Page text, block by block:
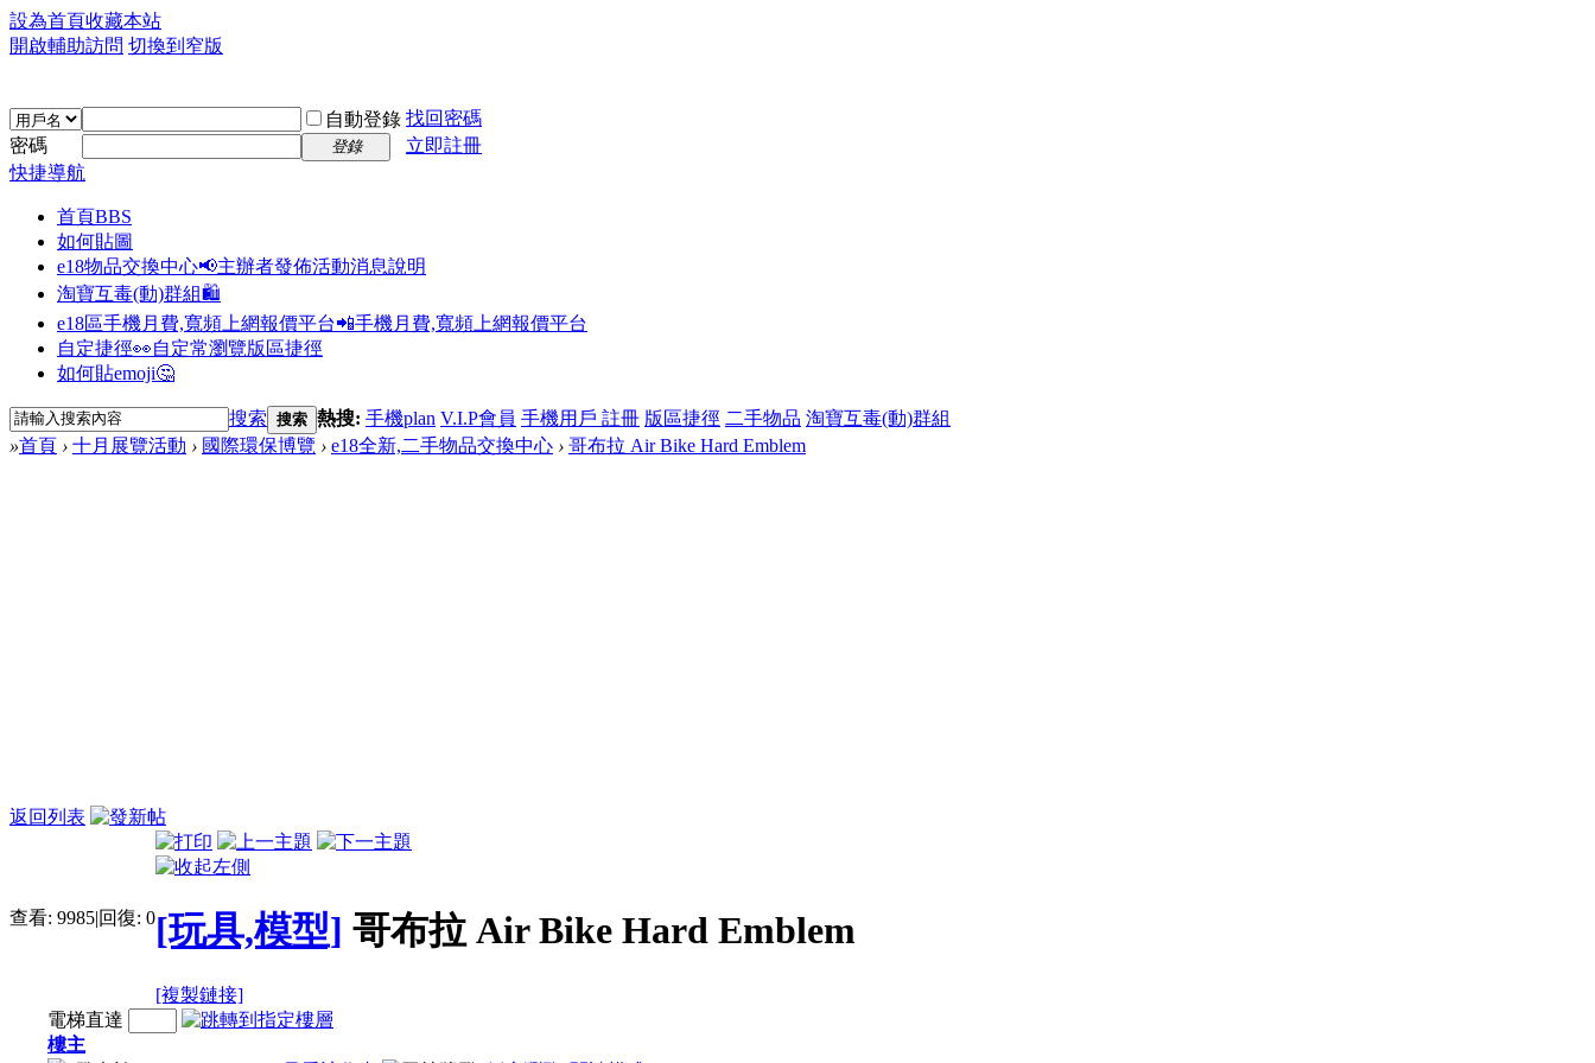
設為首頁收藏本站
開啟輔助訪問 切換到窄版
自動登錄 找回密碼
密碼
登錄
立即註冊
快捷導航
首頁BBS
如何貼圖
e18物品交換中心📢主辦者發佈活動消息說明
淘寶互毒(動)群組🛍️
e18區手機月費,寬頻上網報價平台📲手機月費,寬頻上網報價平台
自定捷徑👀自定常瀏覽版區捷徑
如何貼emoji🤔
搜索 搜索 熱搜: 手機plan V.I.P會員 手機用戶 註冊 版區捷徑 二手物品 淘寶互毒(動)群組
»首頁 › 十月展覽活動 › 國際環保博覽 › e18全新,二手物品交換中心 › 哥布拉 Air Bike Hard Emblem
返回列表
查看: 9985|回復: 0[玩具,模型] 哥布拉 Air Bike Hard Emblem
[複製鏈接]
電梯直達
樓主